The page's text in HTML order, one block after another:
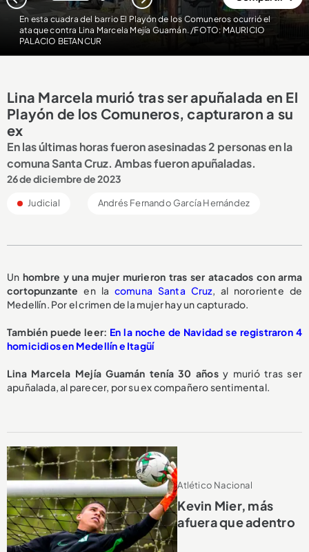
En esta cuadra del barrio El Playón de los Comuneros ocurrió el
ataque contra Lina Marcela Mejía Guamán. /FOTO: MAURICIO
PALACIO BETANCUR
Lina Marcela murió tras ser apuñalada en El
Playón de los Comuneros, capturaron a su
ex
En las últimas horas fueron asesinadas 2 personas en la
comuna Santa Cruz. Ambas fueron apuñaladas.
26 de diciembre de 2023
Judicial Andrés Fernando García Hernández
Un hombre y una mujer murieron tras ser atacados con arma
cortopunzante en la comuna Santa Cruz, al nororiente de
Medellín. Por el crimen de la mujer hay un capturado.
También puede leer: En la noche de Navidad se registraron 4
homicidios en Medellín e Itagüí
Lina Marcela Mejía Guamán tenía 30 añosy murió tras ser
apuñalada, al parecer, por su ex compañero sentimental.
Atlético Nacional
Kevin Mier, más
afuera que adentro